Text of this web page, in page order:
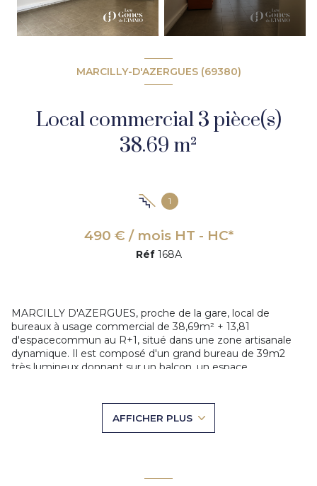
MARCILLY-D'AZERGUES (69380)
Local commercial 3 pièce(s)
38.69 m²
1
490 € / mois HT - HC*
Réf 168A
MARCILLY D'AZERGUES, proche de la gare, local de
bureaux à usage commercial de 38,69m² + 13,81
d'espacecommun au R+1, situé dans une zone artisanale
dynamique. Il est composé d'un grand bureau de 39m2
très lumineux donnant sur un balcon, un espace
activité commerciale (sauf restauration) ou de bureaux et
possibilité d'espace de stockage sécurisé.
Loyer HT 490 € + 100 euros de forfait de charges. Dépôt
AFFICHER PLUS